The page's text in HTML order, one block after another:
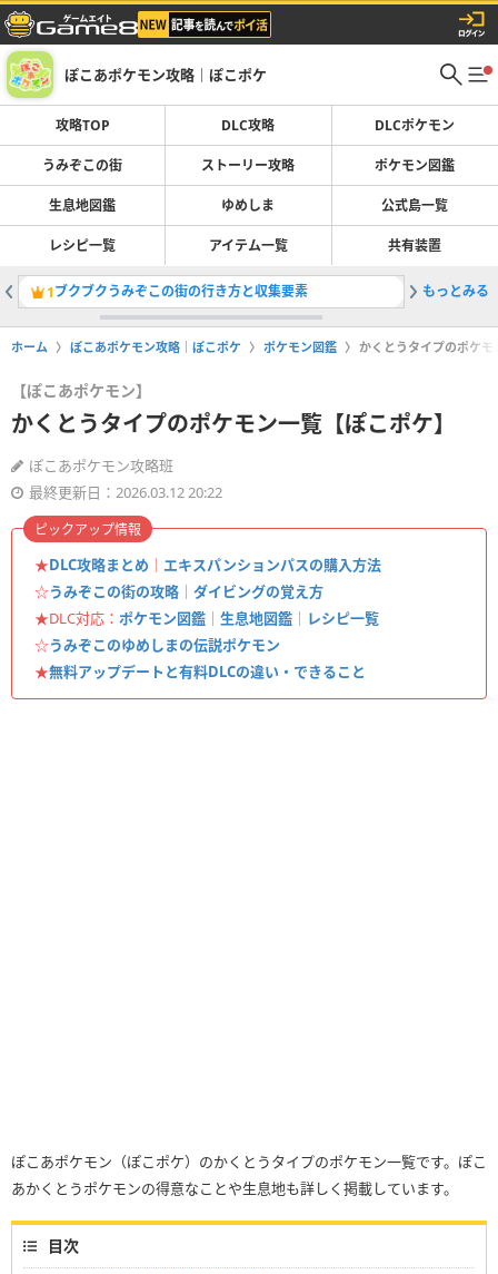
ぽこあポケモン攻略｜ぽこポケ
攻略TOP DLC攻略 DLCポケモン
うみぞこの街 ストーリー攻略 ポケモン図鑑
生息地図鑑 ゆめしま 公式島一覧
レシピ一覧 アイテム一覧 共有装置
1ブクブクうみぞこの街の行き方と収集要素 2ブクブ
もっとみる
ホーム ぽこあポケモン攻略｜ぽこポケ ポケモン図鑑 かくとうタイプのポケ
【ぽこあポケモン】
かくとうタイプのポケモン一覧【ぽこポケ】
ぽこあポケモン攻略班
最終更新日：2026.03.12 20:22
★DLC攻略まとめ ｜ エキスパンションパスの購入方法
☆うみぞこの街の攻略 ｜ ダイビングの覚え方
★DLC対応： ポケモン図鑑 ｜ 生息地図鑑 ｜ レシピ一覧
☆うみぞこのゆめしまの伝説ポケモン
★無料アップデートと有料DLCの違い・できること
ピックアップ情報
ぽこあポケモン（ぽこポケ）のかくとうタイプのポケモン一覧です。ぽこ
あかくとうポケモンの得意なことや生息地も詳しく掲載しています。
目次